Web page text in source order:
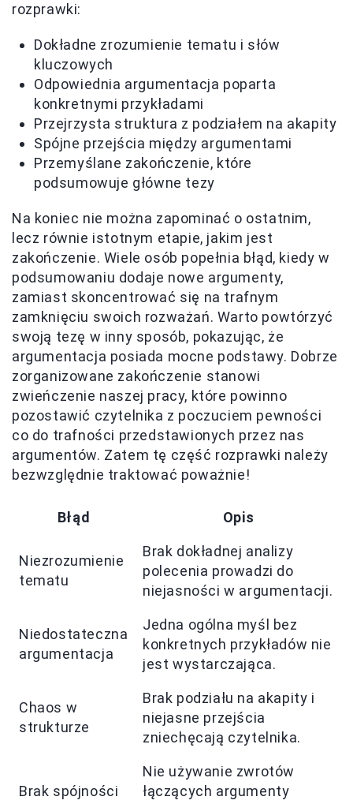
rozprawki:
Dokładne zrozumienie tematu i słów
kluczowych
Odpowiednia argumentacja poparta
konkretnymi przykładami
Przejrzysta struktura z podziałem na akapity
Spójne przejścia między argumentami
Przemyślane zakończenie, które
podsumowuje główne tezy
Na koniec nie można zapominać o ostatnim,
lecz równie istotnym etapie, jakim jest
zakończenie. Wiele osób popełnia błąd, kiedy w
podsumowaniu dodaje nowe argumenty,
zamiast skoncentrować się na trafnym
zamknięciu swoich rozważań. Warto powtórzyć
swoją tezę w inny sposób, pokazując, że
argumentacja posiada mocne podstawy. Dobrze
zorganizowane zakończenie stanowi
zwieńczenie naszej pracy, które powinno
pozostawić czytelnika z poczuciem pewności
co do trafności przedstawionych przez nas
argumentów. Zatem tę część rozprawki należy
bezwzględnie traktować poważnie!
Błąd Opis
Niezrozumienie
tematu
Brak dokładnej analizy
polecenia prowadzi do
niejasności w argumentacji.
Niedostateczna
argumentacja
Jedna ogólna myśl bez
konkretnych przykładów nie
jest wystarczająca.
Chaos w
strukturze
Brak podziału na akapity i
niejasne przejścia
zniechęcają czytelnika.
Brak spójności
Nie używanie zwrotów
łączących argumenty